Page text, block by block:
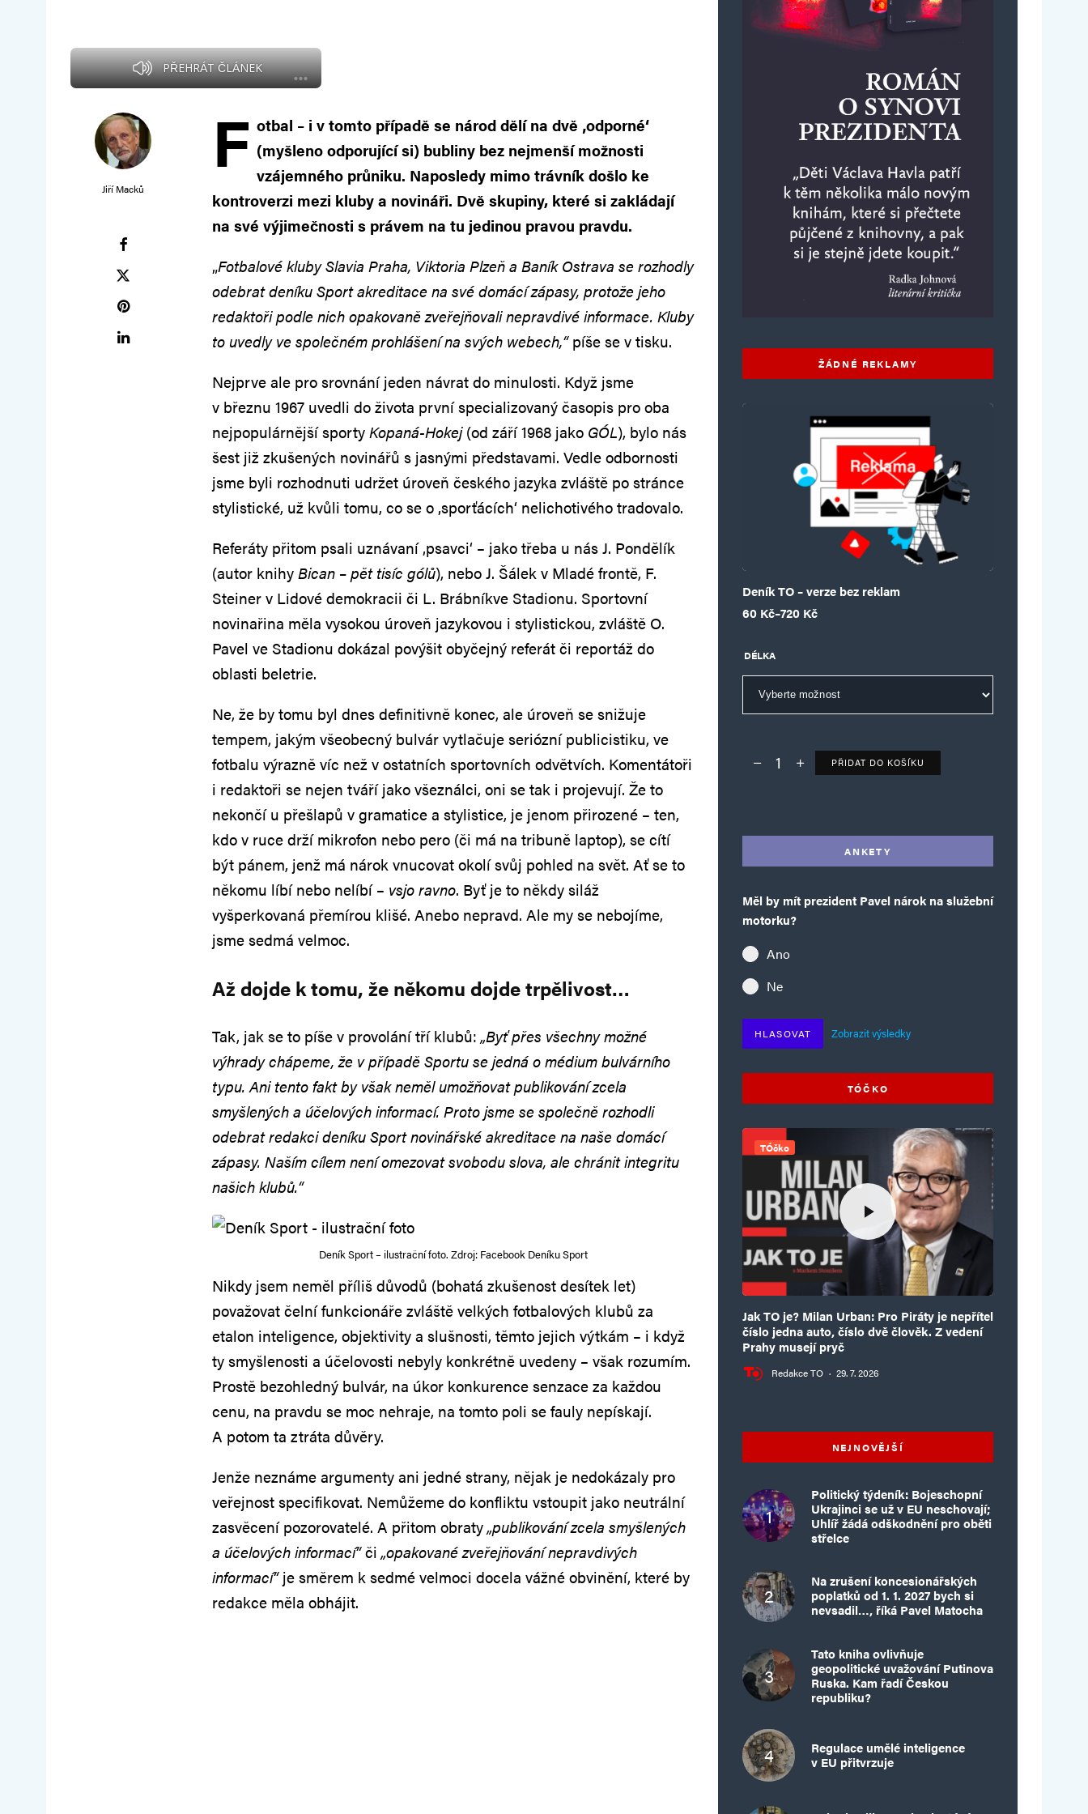
PŘEHRÁT ČLÁNEK
Jiří Macků
F otbal – i v tomto případě se národ dělí na dvě ‚odporné‘
(myšleno odporující si) bubliny bez nejmenší možnosti
vzájemného průniku. Naposledy mimo trávník došlo ke
kontroverzi mezi kluby a novináři. Dvě skupiny, které si zakládají
na své výjimečnosti s právem na tu jedinou pravou pravdu.
„Fotbalové kluby Slavia Praha, Viktoria Plzeň a Baník Ostrava se rozhodly
odebrat deníku Sport akreditace na své domácí zápasy, protože jeho
redaktoři podle nich opakovaně zveřejňovali nepravdivé informace. Kluby
to uvedly ve společném prohlášení na svých webech,“píše se v tisku.
Nejprve ale pro srovnání jeden návrat do minulosti. Když jsme
v březnu 1967 uvedli do života první specializovaný časopis pro oba
nejpopulárnější sportyKopaná-Hokej(od září 1968 jako GÓL), bylo nás
šest již zkušených novinářů s jasnými představami. Vedle odbornosti
jsme byli rozhodnuti udržet úroveň českého jazyka zvláště po stránce
stylistické, už kvůli tomu, co se o ‚sporťácích‘ nelichotivého tradovalo.
Referáty přitom psali uznávaní ‚psavci‘ – jako třeba u nás J. Pondělík
(autor knihyBican – pět tisíc gólů), nebo J. Šálek v Mladé frontě, F.
Steiner v Lidové demokracii či L. Brábníkve Stadionu. Sportovní
novinařina měla vysokou úroveň jazykovou i stylistickou, zvláště O.
Pavel ve Stadionu dokázal povýšit obyčejný referát či reportáž do
oblasti beletrie.
Ne, že by tomu byl dnes definitivně konec, ale úroveň se snižuje
tempem, jakým všeobecný bulvár vytlačuje seriózní publicistiku, ve
fotbalu výrazně víc než v ostatních sportovních odvětvích. Komentátoři
i redaktoři se nejen tváří jako všeználci, oni se tak i projevují. Že to
nekončí u přešlapů v gramatice a stylistice, je jenom přirozené – ten,
kdo v ruce drží mikrofon nebo pero (či má na tribuně laptop), se cítí
být pánem, jenž má nárok vnucovat okolí svůj pohled na svět. Ať se to
někomu líbí nebo nelíbí – vsjo ravno. Byť je to někdy siláž
vyšperkovaná přemírou klišé. Anebo nepravd. Ale my se nebojíme,
jsme sedmá velmoc.
Až dojde k tomu, že někomu dojde trpělivost…
Tak, jak se to píše v provolání tří klubů:„Byť přes všechny možné
výhrady chápeme, že v případě Sportu se jedná o médium bulvárního
typu. Ani tento fakt by však neměl umožňovat publikování zcela
smyšlených a účelových informací. Proto jsme se společně rozhodli
odebrat redakci deníku Sport novinářské akreditace na naše domácí
zápasy. Naším cílem není omezovat svobodu slova, ale chránit integritu
našich klubů.“
Deník Sport – ilustrační foto. Zdroj: Facebook Deníku Sport
Nikdy jsem neměl příliš důvodů (bohatá zkušenost desítek let)
považovat čelní funkcionáře zvláště velkých fotbalových klubů za
etalon inteligence, objektivity a slušnosti, těmto jejich výtkám – i když
ty smyšlenosti a účelovosti nebyly konkrétně uvedeny – však rozumím.
Prostě bezohledný bulvár, na úkor konkurence senzace za každou
cenu, na pravdu se moc nehraje, na tomto poli se fauly nepískají.
A potom ta ztráta důvěry.
Jenže neznáme argumenty ani jedné strany, nějak je nedokázaly pro
veřejnost specifikovat. Nemůžeme do konfliktu vstoupit jako neutrální
zasvěcení pozorovatelé. A přitom obraty„publikování zcela smyšlených
a účelových informací“či„opakované zveřejňování nepravdivých
informací“je směrem k sedmé velmoci docela vážné obvinění, které by
redakce měla obhájit.
ŽÁDNÉ REKLAMY
Deník TO – verze bez reklam
60 Kč–720 Kč
Rozpětí cen: 60 Kč až 720 Kč
DÉLKA
Deník TO – verze bez reklam množství
PŘIDAT DO KOŠÍKU
ANKETY
Měl by mít prezident Pavel nárok na služební
motorku?
Ano
Ne
HLASOVAT Zobrazit výsledky
TÓČKO
TÓčko
Jak TO je? Milan Urban: Pro Piráty je nepřítel
číslo jedna auto, číslo dvě člověk. Z vedení
Prahy musejí pryč
Redakce TO · 29. 7. 2026
NEJNOVĚJŠÍ
Politický týdeník: Bojeschopní
Ukrajinci se už v EU neschovají;
Uhlíř žádá odškodnění pro oběti
střelce
Na zrušení koncesionářských
poplatků od 1. 1. 2027 bych si
nevsadil…, říká Pavel Matocha
Tato kniha ovlivňuje
geopolitické uvažování Putinova
Ruska. Kam řadí Českou
republiku?
Regulace umělé inteligence
v EU přitvrzuje